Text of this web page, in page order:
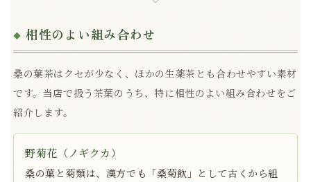
相性のよい組み合わせ
桑の葉茶はクセが少なく、ほかの生薬茶とも合わせやすい素材
です。当店で扱う茶葉のうち、特に相性のよい組み合わせをご
紹介します。
野菊花（ノギクカ）
桑の葉と菊類は、漢方でも「桑菊飲」として古くから組